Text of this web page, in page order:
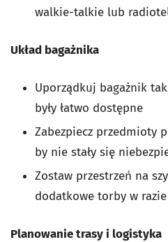
walkie-talkie lub
Układ bagażnika
Uporządkuj bagażnik
były łatwo dostępne
Zabezpiecz przedmioty
by nie stały się
Zostaw przestrzeń na
dodatkowe torby w
Planowanie trasy i logistyka